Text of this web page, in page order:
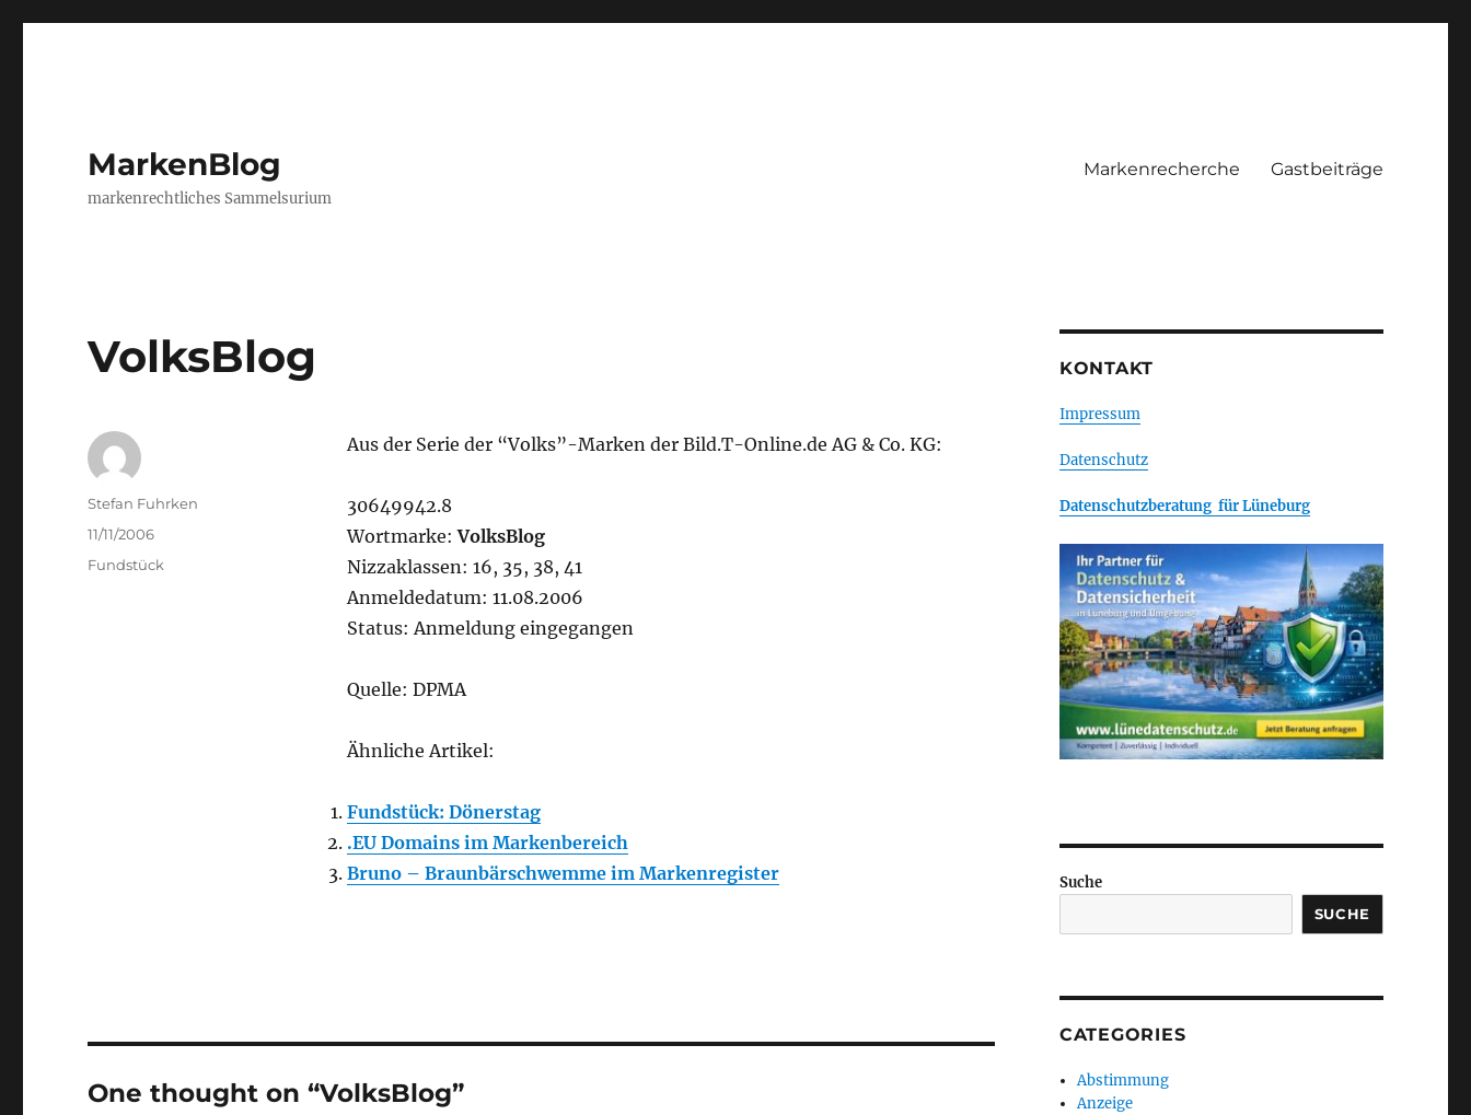
MarkenBlog
markenrechtliches Sammelsurium
Markenrecherche Gastbeiträge
VolksBlog
Aus der Serie der “Volks”-Marken der Bild.T-Online.de AG & Co. KG:
30649942.8
Wortmarke:VolksBlog
Nizzaklassen: 16, 35, 38, 41
Anmeldedatum: 11.08.2006
Status: Anmeldung eingegangen
Quelle: DPMA
Ähnliche Artikel:
Fundstück: Dönerstag
.EU Domains im Markenbereich
Bruno – Braunbärschwemme im Markenregister
Author
Stefan Fuhrken
Posted
11/11/2006
Categories
Fundstück
One thought on “VolksBlog”
KONTAKT
Impressum
Datenschutz
Datenschutzberatung für Lüneburg
Suche
SUCHE
CATEGORIES
Abstimmung
Anzeige